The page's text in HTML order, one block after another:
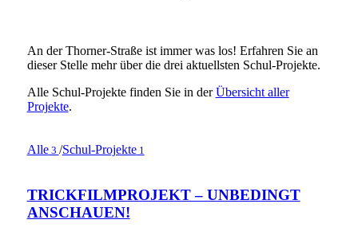
An der Thorner-Straße ist immer was los! Erfahren Sie an
dieser Stelle mehr über die drei aktuellsten Schul-Projekte.
Alle Schul-Projekte finden Sie in derÜbersicht aller
Projekte.
Alle3 /Schul-Projekte1
TRICKFILMPROJEKT – UNBEDINGT
ANSCHAUEN!